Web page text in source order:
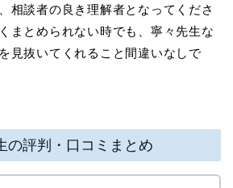
相談者の良き理解者となってくださ
まとめられない時でも、寧々先生な
見抜いてくれること間違いなしで
の評判・口コミまとめ